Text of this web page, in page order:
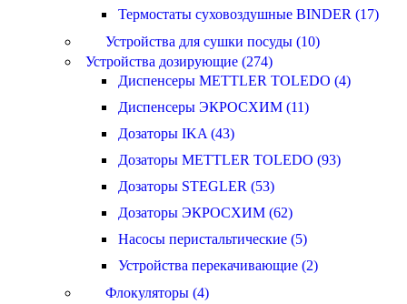
Термостаты суховоздушные BINDER (17)
Устройства для сушки посуды (10)
Устройства дозирующие (274)
Диспенсеры METTLER TOLEDO (4)
Диспенсеры ЭКРОСХИМ (11)
Дозаторы IKA (43)
Дозаторы METTLER TOLEDO (93)
Дозаторы STEGLER (53)
Дозаторы ЭКРОСХИМ (62)
Насосы перистальтические (5)
Устройства перекачивающие (2)
Флокуляторы (4)